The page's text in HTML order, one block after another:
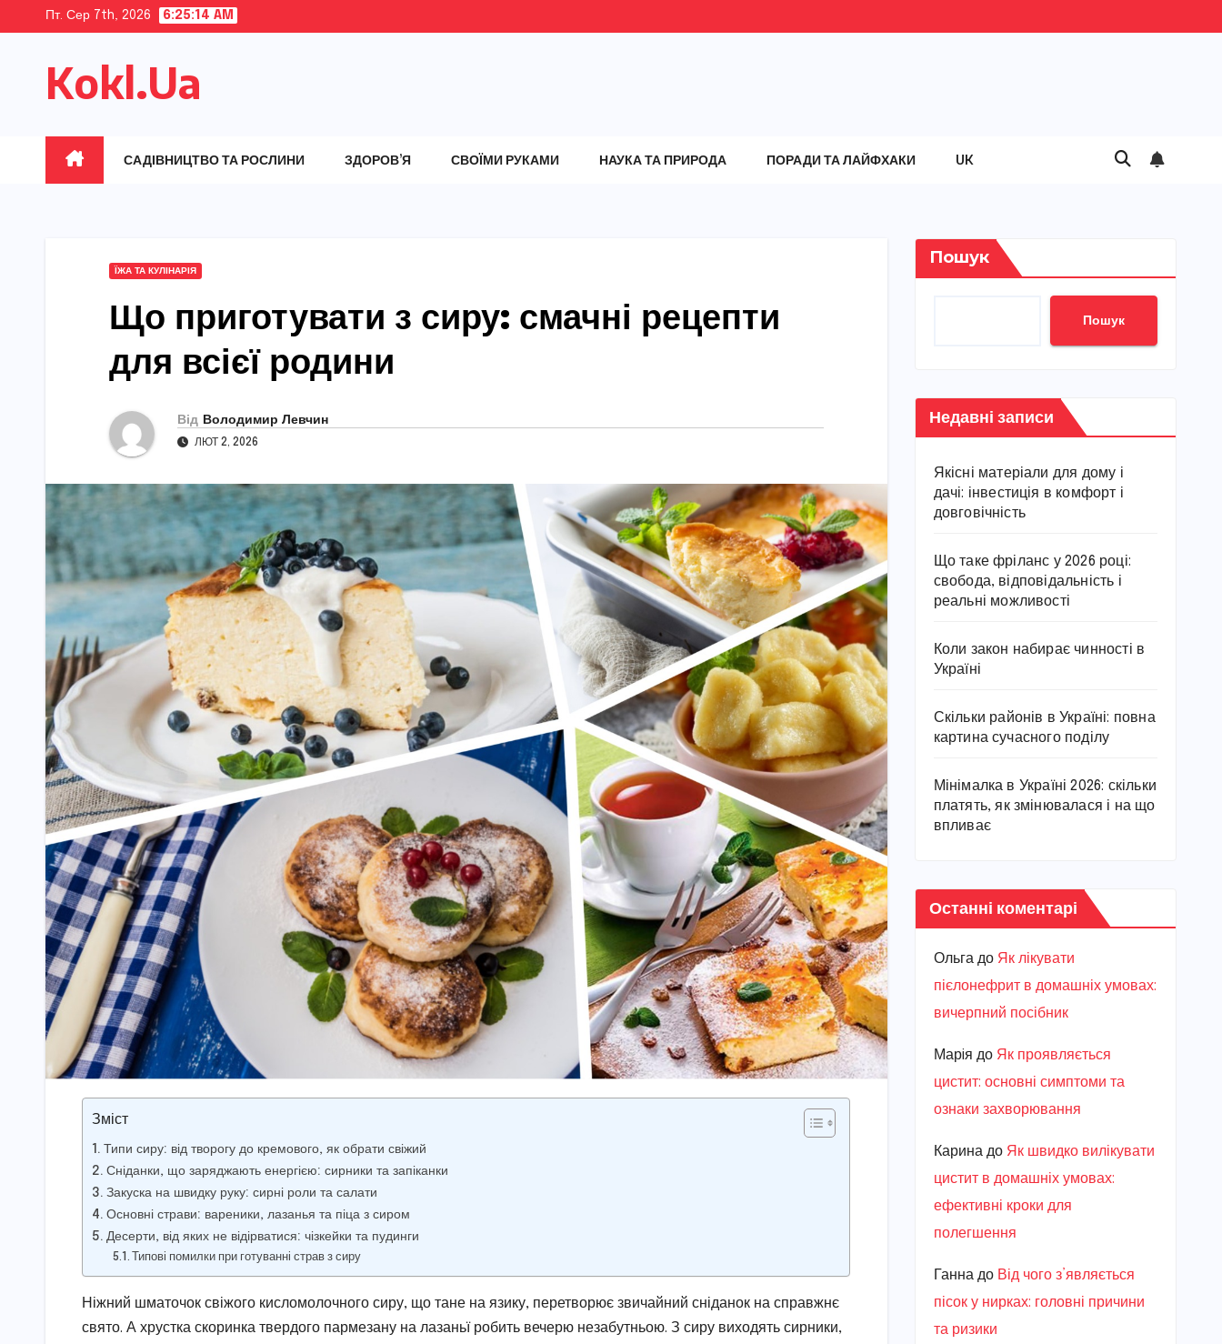
content
Пт. Сер 7th, 2026 6:25:15 AM
Kokl.Ua
САДІВНИЦТВО ТА РОСЛИНИ ЗДОРОВ’Я СВОЇМИ РУКАМИ НАУКА ТА ПРИРОДА ПОРАДИ ТА ЛАЙФХАКИ UK
ЇЖА ТА КУЛІНАРІЯ
Що приготувати з сиру: смачні рецепти
для всієї родини
Від Володимир Левчин
ЛЮТ 2, 2026
Зміст
Типи сиру: від творогу до кремового, як обрати свіжий
Сніданки, що заряджають енергією: сирники та запіканки
Закуска на швидку руку: сирні роли та салати
Основні страви: вареники, лазанья та піца з сиром
Десерти, від яких не відірватися: чізкейки та пудинги
Типові помилки при готуванні страв з сиру
Ніжний шматочок свіжого кисломолочного сиру, що тане на язику, перетворює звичайний сніданок на справжнє
свято. А хрустка скоринка твердого пармезану на лазаньї робить вечерю незабутньою. З сиру виходять сирники,
Пошук
Пошук
Недавні записи
Якісні матеріали для дому і
дачі: інвестиція в комфорт і
довговічність
Що таке фріланс у 2026 році:
свобода, відповідальність і
реальні можливості
Коли закон набирає чинності в
Україні
Скільки районів в Україні: повна
картина сучасного поділу
Мінімалка в Україні 2026: скільки
платять, як змінювалася і на що
впливає
Останні коментарі
Ольгадо Як лікувати
пієлонефрит в домашніх умовах:
вичерпний посібник
Марiя до Як проявляється
цистит: основні симптоми та
ознаки захворювання
Каринадо Як швидко вилікувати
цистит в домашніх умовах:
ефективні кроки для
полегшення
Ганнадо Від чого з’являється
пісок у нирках: головні причини
та ризики